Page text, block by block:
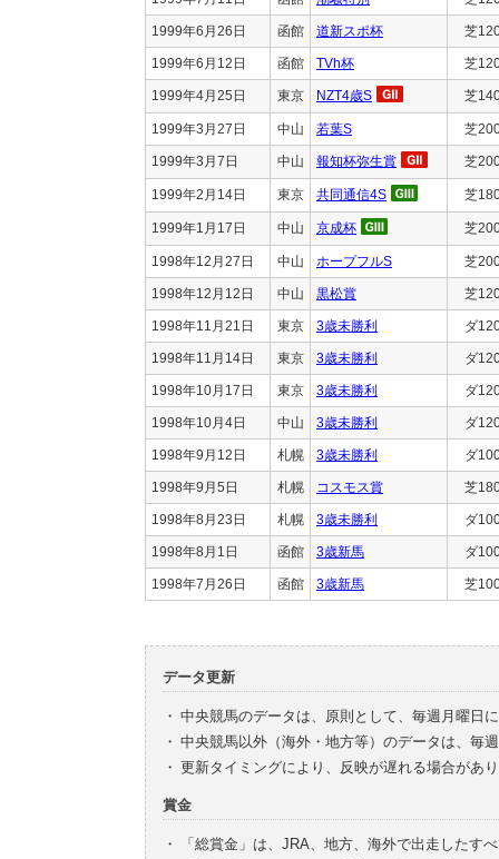
1999年6月26日 函館 道新スポ杯 芝
1999年6月12日 函館 TVh杯 芝
1999年4月25日 東京 NZT4歳S 芝
1999年3月27日 中山 若葉S 芝
1999年3月7日 中山 報知杯弥生賞 芝
1999年2月14日 東京 共同通信4S 芝
1999年1月17日 中山 京成杯 芝
1998年12月27日 中山 ホープフルS 芝
1998年12月12日 中山 黒松賞 芝
1998年11月21日 東京 3歳未勝利 ダ
1998年11月14日 東京 3歳未勝利 ダ
1998年10月17日 東京 3歳未勝利 ダ
1998年10月4日 中山 3歳未勝利 ダ
1998年9月12日 札幌 3歳未勝利 ダ
1998年9月5日 札幌 コスモス賞 芝
1998年8月23日 札幌 3歳未勝利 ダ
1998年8月1日 函館 3歳新馬 ダ
1998年7月26日 函館 3歳新馬 芝
データ更新
・ 中央競馬のデータは、原則として、毎週月曜日
・ 中央競馬以外（海外・地方等）のデータは、毎
・ 更新タイミングにより、反映が遅れる場合があ
賞金
・
「総賞金」は、JRA、地方、海外で出走したす